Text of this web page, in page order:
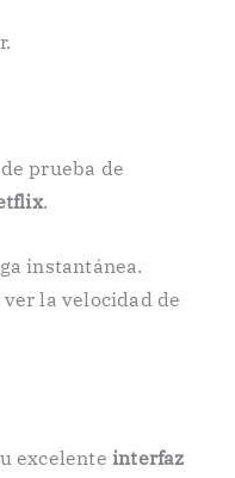
prueba de
.
instantánea.
la velocidad de
excelenteinterfaz